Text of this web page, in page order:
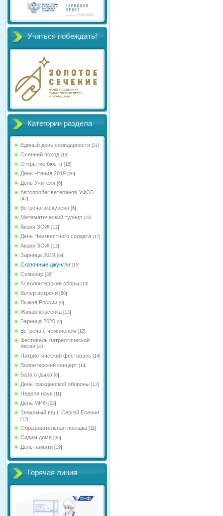
Учиться побеждать!
Категории раздела
Единый день солидарности [21]
Осенний поход [19]
Открытие бюста [18]
День Чтения 2019 [20]
День Учителя [6]
Автопробег ветеранов УФСБ
[42]
Встреча-экскурсия [6]
Математический турнир [20]
Акция ЗОЖ [12]
День Неизвестного солдата [17]
Акции ЗОЖ [12]
Зарница 2019 [64]
Сказочные джунгли [15]
Семинар [36]
IV волонтерские сборы [19]
Вечер встречи [60]
Лыжня России [9]
Живая классика [13]
Зарница 2020 [9]
Встреча с чемпионом [12]
Фестиваль патриотической
песни [33]
Патриотический фестиваль [14]
Волонтерский концерт [14]
База отдыха [8]
День гражданской обороны [12]
Неделя наук [11]
День МИФ [23]
Знакомый ваш, Сергей Есенин
[12]
Образовательная поездка [11]
Сидим дома [36]
День памяти [19]
Горячая линия